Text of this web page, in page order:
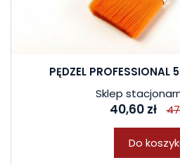
PĘDZEL PROFESSIONAL
Sklep
40,60 zł
Do